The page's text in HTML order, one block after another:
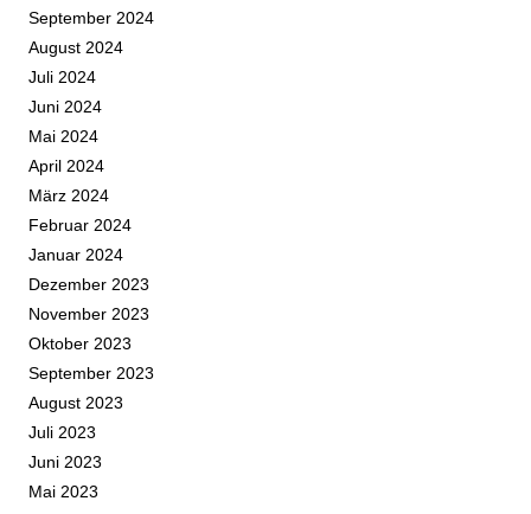
September 2024
August 2024
Juli 2024
Juni 2024
Mai 2024
April 2024
März 2024
Februar 2024
Januar 2024
Dezember 2023
November 2023
Oktober 2023
September 2023
August 2023
Juli 2023
Juni 2023
Mai 2023